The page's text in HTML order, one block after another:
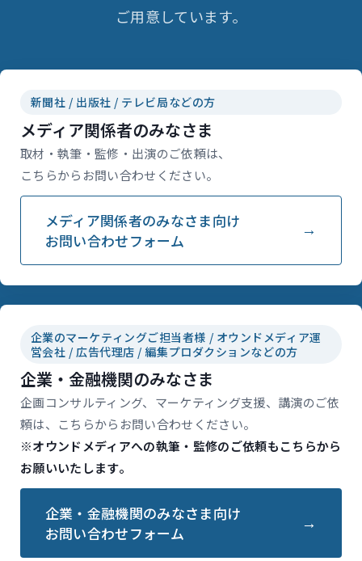
ご用意しています。
新聞社 / 出版社 / テレビ局などの方
メディア関係者のみなさま
取材・執筆・監修・出演のご依頼は、
こちらからお問い合わせください。
メディア関係者のみなさま向け
お問い合わせフォーム
企業のマーケティングご担当者様 / オウンドメディア運
営会社 / 広告代理店 / 編集プロダクションなどの方
企業・金融機関のみなさま
企画コンサルティング、マーケティング支援、講演のご依
頼は、こちらからお問い合わせください。
※オウンドメディアへの執筆・監修のご依頼もこちらから
お願いいたします。
企業・金融機関のみなさま向け
お問い合わせフォーム